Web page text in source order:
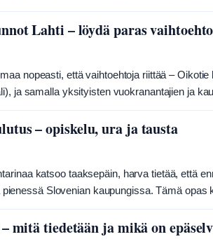
Lahti – löydä paras vaihtoehto
nopeasti, että vaihtoehtoja riittää –
ja samalla yksityisten vuokranantajien ja
– opiskelu, ura ja tausta
katsoo taaksepäin, harva tietää, että
pienessä Slovenian kaupungissa. Tämä
mitä tiedetään ja mikä on